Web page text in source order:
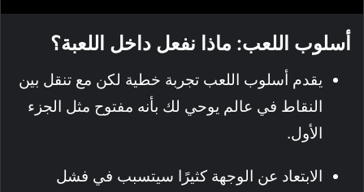
أسلوب اللعب: ماذا نفعل داخل اللعبة؟
يقدم أسلوب اللعب تجربة خطية لكن مع تنقل بين
النقاط في عالم يوحي لك بأنه مفتوح مثل الجزء
الأول.
الابتعاد عن الوجهة كثيرًا سيتسبب في فشل